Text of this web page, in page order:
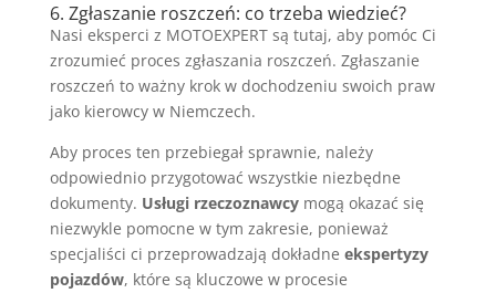
6. Zgłaszanie roszczeń: co trzeba wiedzieć?
Nasi eksperci z MOTOEXPERT są tutaj, aby pomóc Ci
zrozumieć proces zgłaszania roszczeń. Zgłaszanie
roszczeń to ważny krok w dochodzeniu swoich praw
jako kierowcy w Niemczech.
Aby proces ten przebiegał sprawnie, należy
odpowiednio przygotować wszystkie niezbędne
dokumenty. Usługi rzeczoznawcymogą okazać się
niezwykle pomocne w tym zakresie, ponieważ
specjaliści ci przeprowadzają dokładne ekspertyzy
pojazdów, które są kluczowe w procesie